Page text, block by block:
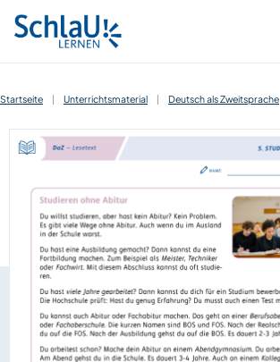
Startseite | Unterrichtsmaterial | Deutsch als Zweitsprache